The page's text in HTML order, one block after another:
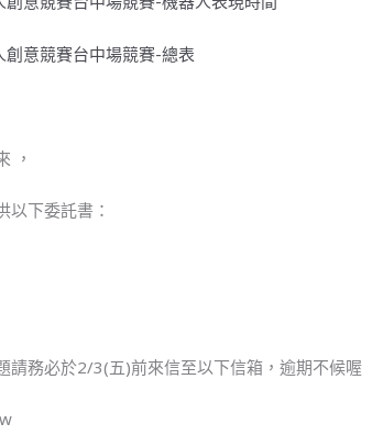
意競賽台中場競賽-總表
，
以下委託書：
請務必於2/3(五)前來信至以下信箱，逾期不候喔